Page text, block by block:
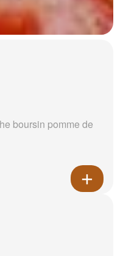
boursin pomme de